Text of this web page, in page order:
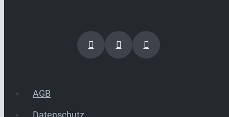
AGB
Datenschutz